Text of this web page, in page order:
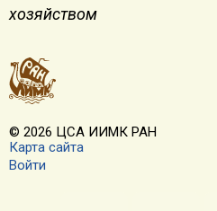
хозяйством
© 2026 ЦСА ИИМК РАН
Карта сайта
Войти